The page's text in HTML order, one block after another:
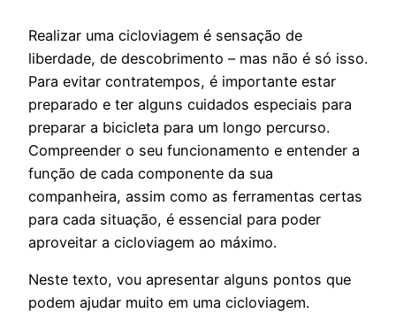
Realizar uma cicloviagem é sensação de
liberdade, de descobrimento – mas não é só isso.
Para evitar contratempos, é importante estar
preparado e ter alguns cuidados especiais para
preparar a bicicleta para um longo percurso.
Compreender o seu funcionamento e entender a
função de cada componente da sua
companheira, assim como as ferramentas certas
para cada situação, é essencial para poder
aproveitar a cicloviagem ao máximo.
Neste texto, vou apresentar alguns pontos que
podem ajudar muito em uma cicloviagem.